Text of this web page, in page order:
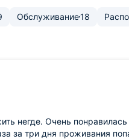
Обслуживание18
негде. Очень
за три дня проживания